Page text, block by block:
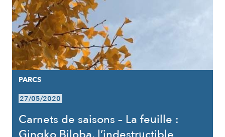
PARCS
27/05/2020
Carnets de saisons – La feuille :